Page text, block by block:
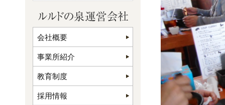
会社概要
事業所紹介
教育制度
採用情報